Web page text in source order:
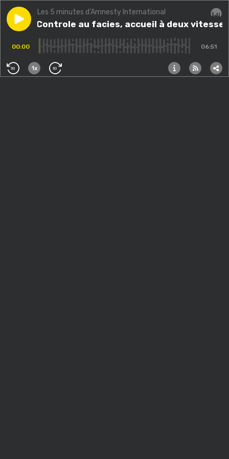
Play episode#285 - Controle au facies, accueil à deux vitesses
Les 5 minutes d'Amnesty International
#285 - Controle au facies, accueil à deux
00:00 06:51
30 1x 30